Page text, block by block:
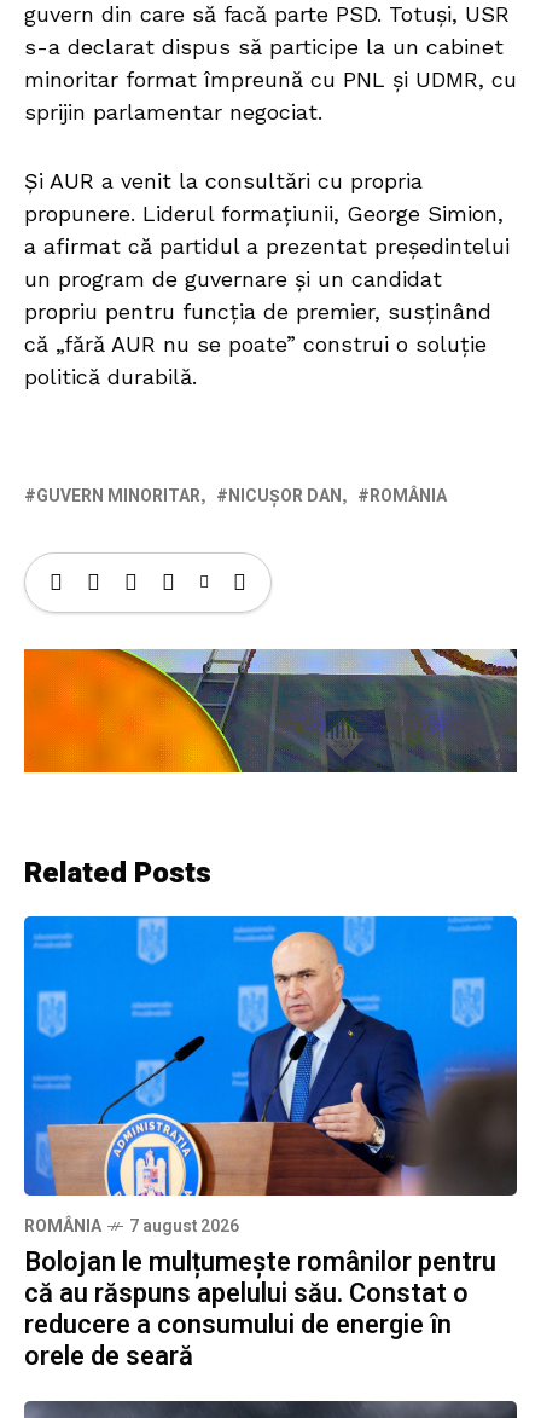
guvern din care să facă parte PSD. Totuși, USR
s-a declarat dispus să participe la un cabinet
minoritar format împreună cu PNL și UDMR, cu
sprijin parlamentar negociat.
Și AUR a venit la consultări cu propria
propunere. Liderul formațiunii, George Simion,
a afirmat că partidul a prezentat președintelui
un program de guvernare și un candidat
propriu pentru funcția de premier, susținând
că „fără AUR nu se poate” construi o soluție
politică durabilă.
GUVERN MINORITAR NICUȘOR DAN ROMÂNIA
Related Posts
ROMÂNIA 7 august 2026
Bolojan le mulțumește românilor pentru
că au răspuns apelului său. Constat o
reducere a consumului de energie în
orele de seară